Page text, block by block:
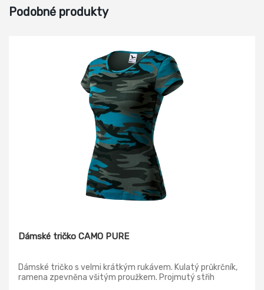
Podobné produkty
Dámské tričko CAMO PURE
Dámské tričko s velmi krátkým rukávem. Kulatý průkrčník,
ramena zpevněna všitým proužkem. Projmutý střih